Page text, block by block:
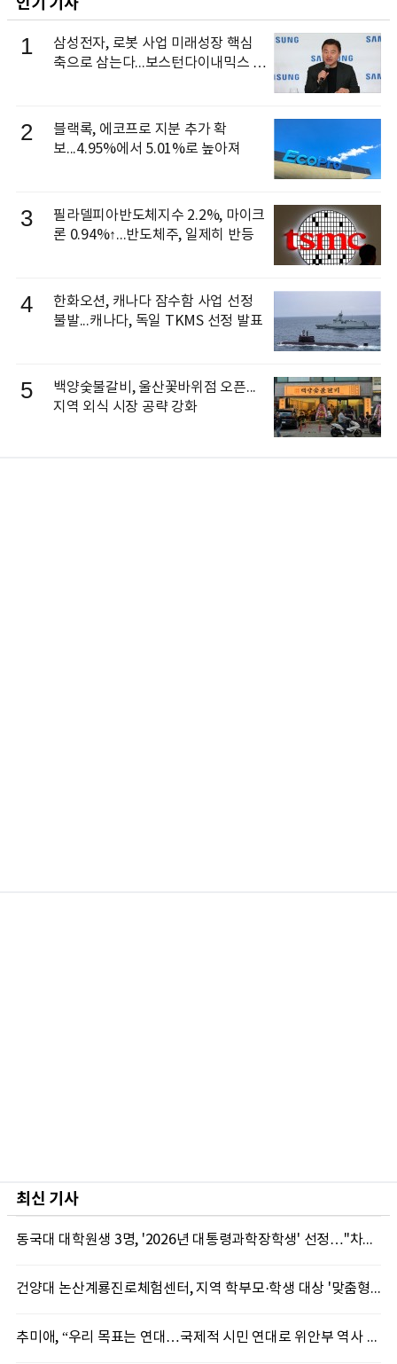
1
삼성전자, 로봇 사업 미래성장 핵심
축으로 삼는다...보스턴다이내믹스 출
2
블랙록, 에코프로 지분 추가 확
보...4.95%에서 5.01%로 높아져
3
필라델피아반도체지수 2.2%, 마이크
론 0.94%↑...반도체주, 일제히 반등
4
한화오션, 캐나다 잠수함 사업 선정
불발...캐나다, 독일 TKMS 선정 발표
5
백양숯불갈비, 울산꽃바위점 오픈...
지역 외식 시장 공략 강화
최신 기사
동국대 대학원생 3명, '2026년 대통령과학장학생' 선정…"차세대 연구자 발굴"
건양대 논산계룡진로체험센터, 지역 학부모·학생 대상 '맞춤형 직업 체험' 성료
추미애, “우리 목표는 연대…국제적 시민 연대로 위안부 역사 계속 알려야”